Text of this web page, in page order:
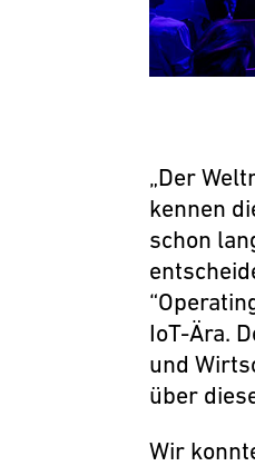
„Der
kennen
schon
IoT-Ära.
und
über
Wir